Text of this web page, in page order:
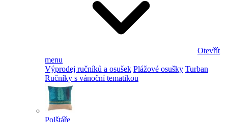
Otevřít
menu
Výprodej ručníků a osušek Plážové osušky Turban
Ručníky s vánoční tematikou
Polštáře